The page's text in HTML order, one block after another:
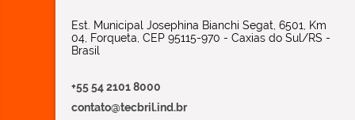
Est. Municipal Josephina Bianchi Segat, 6501, Km
04, Forqueta, CEP 95115-970 - Caxias do Sul/RS -
Brasil
+55 54 2101 8000
contato@tecbril.ind.br